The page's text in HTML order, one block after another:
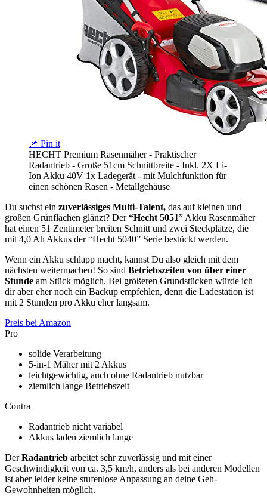
📌 Pin it
HECHT Premium Rasenmäher - Praktischer
Radantrieb - Große 51cm Schnittbreite - Inkl. 2X Li-
Ion Akku 40V 1x Ladegerät - mit Mulchfunktion für
einen schönen Rasen - Metallgehäuse
Du suchst ein zuverlässiges Multi-Talent, das auf kleinen und
großen Grünflächen glänzt? Der“Hecht 5051” Akku Rasenmäher
hat einen 51 Zentimeter breiten Schnitt und zwei Steckplätze, die
mit 4,0 Ah Akkus der “Hecht 5040” Serie bestückt werden.
Wenn ein Akku schlapp macht, kannst Du also gleich mit dem
nächsten weitermachen! So sind Betriebszeiten von über einer
Stunde am Stück möglich. Bei größeren Grundstücken würde ich
dir aber eher noch ein Backup empfehlen, denn die Ladestation ist
mit 2 Stunden pro Akku eher langsam.
Preis bei Amazon
Pro
solide Verarbeitung
5-in-1 Mäher mit 2 Akkus
leichtgewichtig, auch ohne Radantrieb nutzbar
ziemlich lange Betriebszeit
Contra
Radantrieb nicht variabel
Akkus laden ziemlich lange
DerRadantrieb arbeitet sehr zuverlässig und mit einer
Geschwindigkeit von ca. 3,5 km/h, anders als bei anderen Modellen
ist aber leider keine stufenlose Anpassung an deine Geh-
Gewohnheiten möglich.